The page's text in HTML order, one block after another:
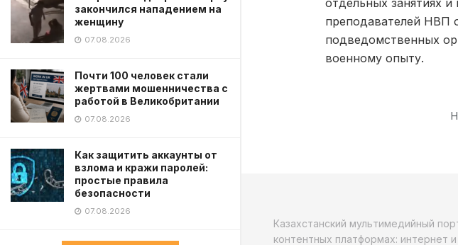
закончился нападением на
женщину
07.08.2026
Почти 100 человек стали
жертвами мошенничества с
работой в Великобритании
07.08.2026
Как защитить аккаунты от
взлома и кражи паролей:
простые правила
безопасности
07.08.2026
преподавателей НВП
подведомственных
военному опыту.
Казахстанский мультимедийный
контентных платформах: интернет